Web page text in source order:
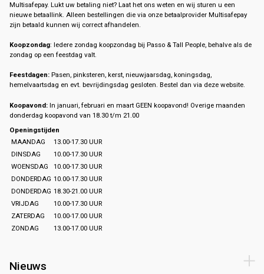
Multisafepay. Lukt uw betaling niet? Laat het ons weten en wij sturen u een
nieuwe betaallink. Alleen bestellingen die via onze betaalprovider Multisafepay
zijn betaald kunnen wij correct afhandelen.
Koopzondag: Iedere zondag koopzondag bij Passo & Tall People, behalve als de
zondag op een feestdag valt.
Feestdagen: Pasen, pinksteren, kerst, nieuwjaarsdag, koningsdag,
hemelvaartsdag en evt. bevrijdingsdag gesloten. Bestel dan via deze website.
Koopavond: In januari, februari en maart GEEN koopavond! Overige maanden
donderdag koopavond van 18.30 t/m 21.00
Openingstijden
MAANDAG
13.00-17.30 UUR
DINSDAG
10.00-17.30 UUR
WOENSDAG
10.00-17.30 UUR
DONDERDAG 10.00-17.30 UUR
DONDERDAG 18.30-21.00 UUR
VRIJDAG
10.00-17.30 UUR
ZATERDAG
10.00-17.00 UUR
ZONDAG
13.00-17.00 UUR
Nieuws